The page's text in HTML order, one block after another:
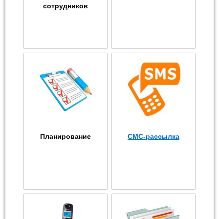
сотрудников
Планирование СМС-рассылка